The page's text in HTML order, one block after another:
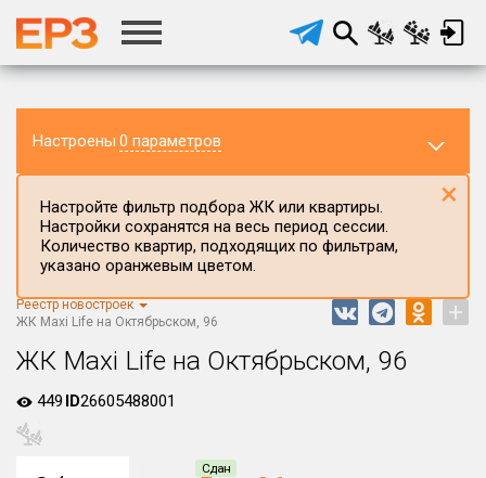
Настроены 0 параметров
Регион ЖК
Все
Настройте фильтр подбора ЖК или квартиры.
Настройки сохранятся на весь период сессии.
Количество квартир, подходящих по фильтрам,
указано оранжевым цветом.
×
Реестр новостроек
ЖК Maxi Life на Октябрьском, 96
+
ЖК Maxi Life на Октябрьском, 96
449 ID26605488001
Сдан